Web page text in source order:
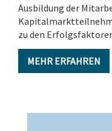
Ausbildung der
zu den
MEHR ERFAHREN